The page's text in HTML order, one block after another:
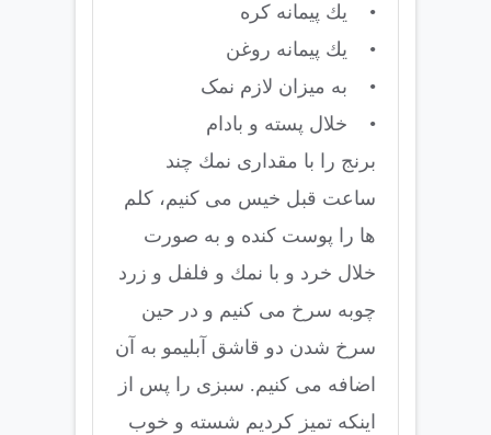
• یك پیمانه کره
• یك پیمانه روغن
• به میزان لازم نمک
• خلال پسته و بادام
برنج را با مقداری نمك چند
ساعت قبل خیس می كنیم، كلم
ها را پوست كنده و به صورت
خلال خرد و با نمك و فلفل و زرد
چوبه سرخ می كنیم و در حین
سرخ شدن دو قاشق آبلیمو به آن
اضافه می كنیم. سبزی را پس از
اینكه تمیز كردیم شسته و خوب